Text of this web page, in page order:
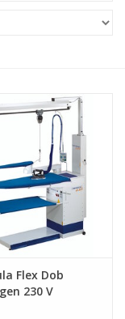
Flex Dob
230 V